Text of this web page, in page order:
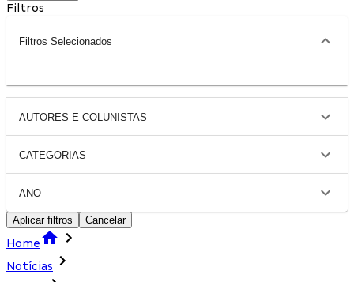
Filtros
Filtros Selecionados
AUTORES E COLUNISTAS
CATEGORIAS
ANO
Aplicar filtros Cancelar
Home
Notícias